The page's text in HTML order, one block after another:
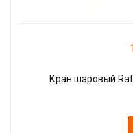
Кран шаровый